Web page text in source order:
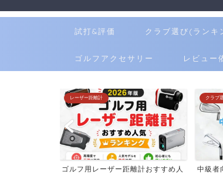
試打&評価 クラブ選び(ランキ
ゴルフアクセサリー レビュー
レーザー距離計
ゴルフ用レーザー距離計おすすめ人
クラブ
中級者